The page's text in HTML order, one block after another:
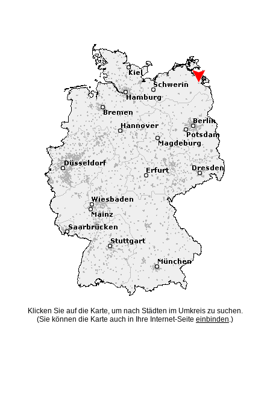
Klicken Sie auf die Karte, um nach Städten im Umkreis zu suchen.
(Sie können die Karte auch in Ihre Internet-Seite einbinden.)